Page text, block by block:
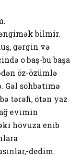
bilmir.
gərgin və
o baş-bu başa
öz-özümlə
Gəl söhbətimə
tərəfi, ötən yaz
evimin
hövuza enib
dedim.